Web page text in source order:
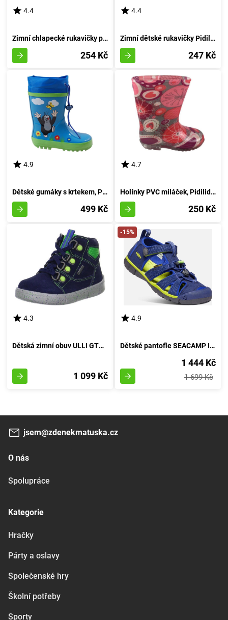
4.4
Zimní chlapecké rukavičky pro miminka, Pidilidi, PD0562-18, hnědé barvy - velikost 74/80 | 9-12 měsíců
254 Kč
4.4
Zimní dětské rukavičky Pidilidi, PD0556-04, azurová - velikost 68/74 | pro věk 6-9 měsíců
247 Kč
4.9
Dětské gumáky s krtekem, Pidilidi, PL0016-04, modrá - velikost 27
499 Kč
4.7
Holínky PVC miláček, Pidilidi, PL60, dívka - 32
250 Kč
4.3
Dětská zimní obuv ULLI GTX, Superfit, 1-00425-81, modré provedení - velikost 21
1 099 Kč
-15%
4.9
Dětské pantofle SEACAMP II CNX, MODRÝ OCEÁN/LIMETKA, keen, 1022993/1022978/1022939, 36
1 444 Kč
1 699 Kč
jsem@zdenekmatuska.cz
O nás
Spolupráce
Kategorie
Hračky
Párty a oslavy
Společenské hry
Školní potřeby
Sporty